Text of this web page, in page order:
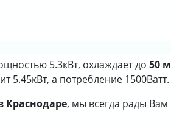
5.3кВт, охлаждает до 50 м
а потребление 1500Ватт.
Краснодаре, мы всегда рады